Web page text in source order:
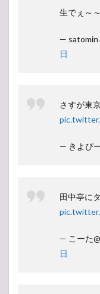
生でぇ～
—
日
さすが東
— きよぴ
田中亭に
— こーた
日